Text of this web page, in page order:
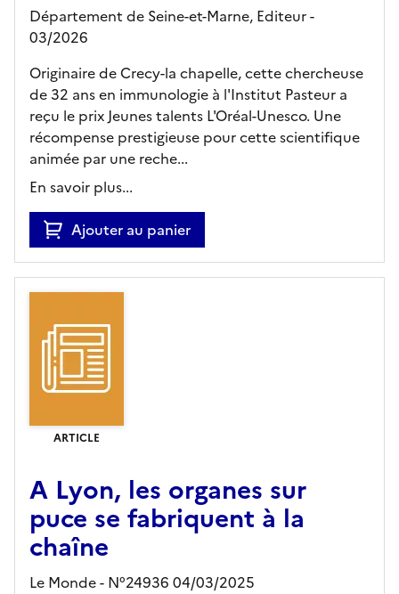
Département de Seine-et-Marne, Editeur-
03/2026
Originaire de Crecy-la chapelle, cette chercheuse
de 32 ans en immunologie à l'Institut Pasteur a
reçu le prix Jeunes talents L'Oréal-Unesco. Une
récompense prestigieuse pour cette scientifique
animée par une reche...
En savoir plus...
Ajouter au panier
ARTICLE
A Lyon, les organes sur
puce se fabriquent à la
chaîne
Le Monde - N°24936 04/03/2025